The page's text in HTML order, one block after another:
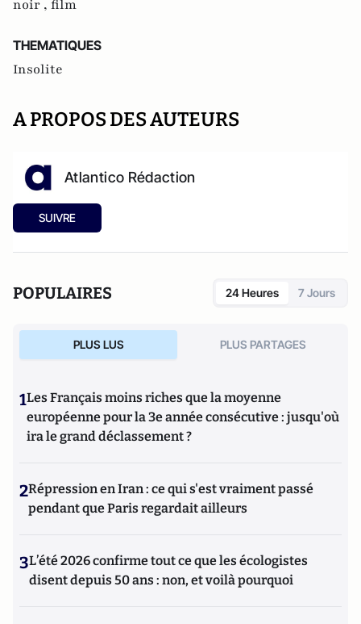
noir , film
THEMATIQUES
Insolite
A PROPOS DES AUTEURS
Atlantico Rédaction
SUIVRE
POPULAIRES 24 Heures 7 Jours
PLUS LUS PLUS PARTAGES
1Les Français moins riches que la moyenne
européenne pour la 3e année consécutive : jusqu'où
ira le grand déclassement ?
2Répression en Iran : ce qui s'est vraiment passé
pendant que Paris regardait ailleurs
3L’été 2026 confirme tout ce que les écologistes
disent depuis 50 ans : non, et voilà pourquoi